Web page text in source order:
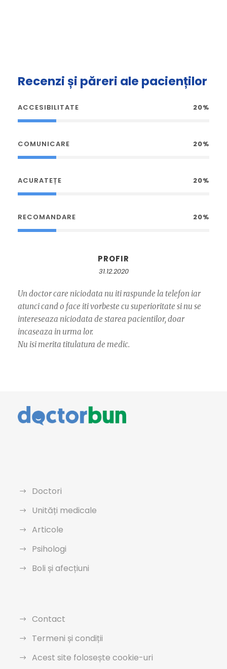
Recenzi și păreri ale pacienților
ACCESIBILITATE 20%
COMUNICARE 20%
ACURATEȚE 20%
RECOMANDARE 20%
PROFIR
31.12.2020
Un doctor care niciodata nu iti raspunde la telefon iar
atunci cand o face iti vorbeste cu superioritate si nu se
intereseaza niciodata de starea pacientilor, doar
incaseaza in urma lor.
Nu isi merita titulatura de medic.
Doctori
Unități medicale
Articole
Psihologi
Boli și afecțiuni
Contact
Termeni și condiții
Acest site folosește cookie-uri